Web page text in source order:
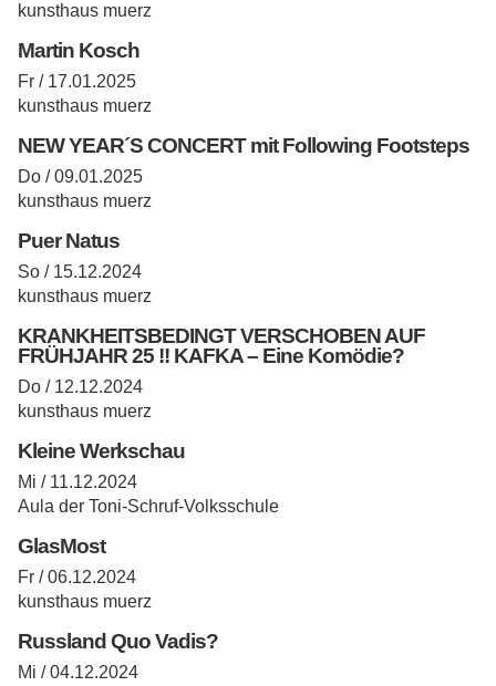
kunsthaus muerz
Martin Kosch
Fr / 17.01.2025
kunsthaus muerz
NEW YEAR´S CONCERT mit Following Footsteps
Do / 09.01.2025
kunsthaus muerz
Puer Natus
So / 15.12.2024
kunsthaus muerz
KRANKHEITSBEDINGT VERSCHOBEN AUF
FRÜHJAHR 25 !! KAFKA – Eine Komödie?
Do / 12.12.2024
kunsthaus muerz
Kleine Werkschau
Mi / 11.12.2024
Aula der Toni-Schruf-Volksschule
GlasMost
Fr / 06.12.2024
kunsthaus muerz
Russland Quo Vadis?
Mi / 04.12.2024